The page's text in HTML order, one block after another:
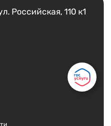
Российская, 110 к1